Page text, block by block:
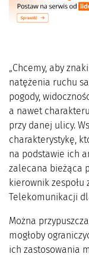
„Chcemy, aby
natężenia ruchu
pogody,
a nawet
przy danej ulicy.
charakterystykę,
na podstawie ich
zalecana bieżąca
kierownik zespołu
Telekomunikacji
Można
mogłoby
ich zastosowania